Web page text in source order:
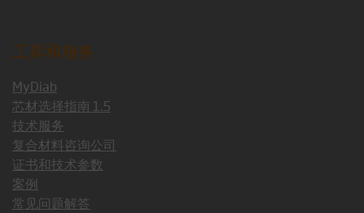
工具和服务
MyDiab
芯材选择指南 1.5
技术服务
复合材料咨询公司
证书和技术参数
案例
常见问题解答